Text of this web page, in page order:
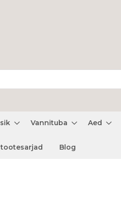
Vannituba Aed
tootesarjad Blog